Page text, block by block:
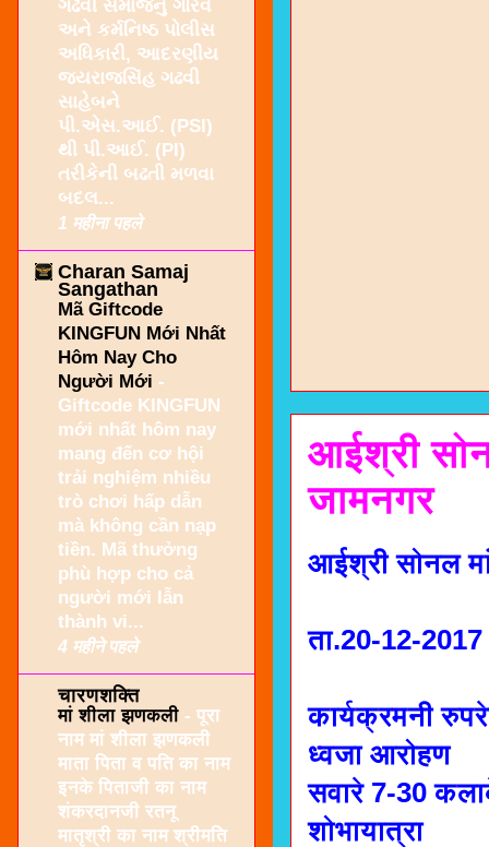
आईश्री
जामनगर
आईश्री सोनल
ता.20-12-2017
कार्यक्रमनी
ध्वजा आरोहण
सवारे 7-30
शोभायात्रा
ગઢવી સમાજનું ગૌરવ
અને કર્મનિષ્ઠ પોલીસ
અધિકારી, આદરણીય
જયરાજસિંહ ગઢવી
સાહેબને
પી.એસ.આઈ. (PSI)
થી પી.આઈ. (PI)
તરીકેની બઢતી મળવા
બદલ...
1 महीना पहले
Charan Samaj
Sangathan
Mã Giftcode
KINGFUN Mới Nhất
Hôm Nay Cho
Người Mới -
Giftcode KINGFUN
mới nhất hôm nay
mang đến cơ hội
trải nghiệm nhiều
trò chơi hấp dẫn
mà không cần nạp
tiền. Mã thưởng
phù hợp cho cả
người mới lẫn
thành vi...
4 महीने पहले
चारणशक्ति
मां शीला झणकली - पूरा
नाम मां शीला झणकली
माता पिता व पति का नाम
इनके पिताजी का नाम
शंकरदानजी रतनू
मातृश्री का नाम श्रीमति